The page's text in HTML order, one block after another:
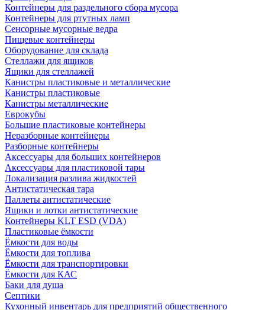
Контейнеры для раздельного сбора мусора
Контейнеры для ртутных ламп
Сенсорные мусорные ведра
Пищевые контейнеры
Оборудование для склада
Стеллажи для ящиков
Ящики для стеллажей
Канистры пластиковые и металлические
Канистры пластиковые
Канистры металлические
Еврокубы
Большие пластиковые контейнеры
Неразборные контейнеры
Разборные контейнеры
Аксессуары для больших контейнеров
Аксессуары для пластиковой тары
Локализация разлива жидкостей
Антистатическая тара
Паллеты антистатические
Ящики и лотки антистатические
Контейнеры KLT ESD (VDA)
Пластиковые ёмкости
Ёмкости для воды
Ёмкости для топлива
Ёмкости для транспортировки
Ёмкости для КАС
Баки для душа
Септики
Кухонный инвентарь для предприятий общественного